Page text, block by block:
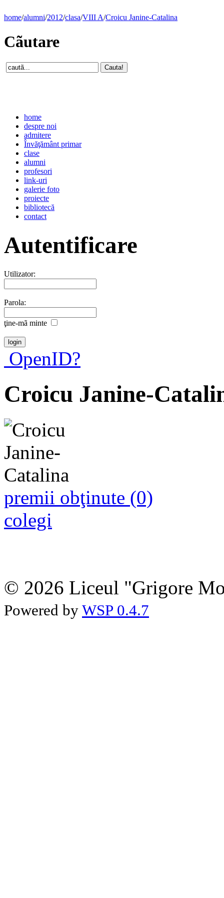
home/alumni/2012/clasa/VIII A/Croicu Janine-Catalina
Cãutare
home
despre noi
admitere
Învăţământ primar
clase
alumni
profesori
link-uri
galerie foto
proiecte
bibliotecă
contact
Autentificare
Utilizator:
Parola:
ţine-mã minte
OpenID?
Croicu Janine-
premii obţinute (0)
colegi
© 2026 Liceul "Grigore
Powered by WSP 0.4.7